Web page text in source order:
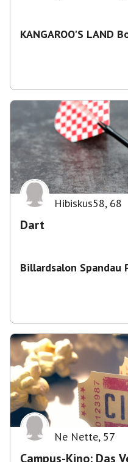
KANGAROO'S LAND
Hibiskus58, 68
Dart
Billardsalon Spandau
Ne Nette, 57
Campus-Kino: Das